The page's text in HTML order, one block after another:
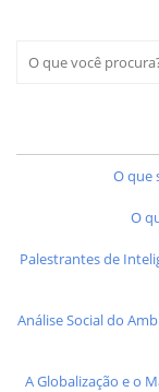
O que
O
Palestrantes de
Análise Social do
A Globalização e o